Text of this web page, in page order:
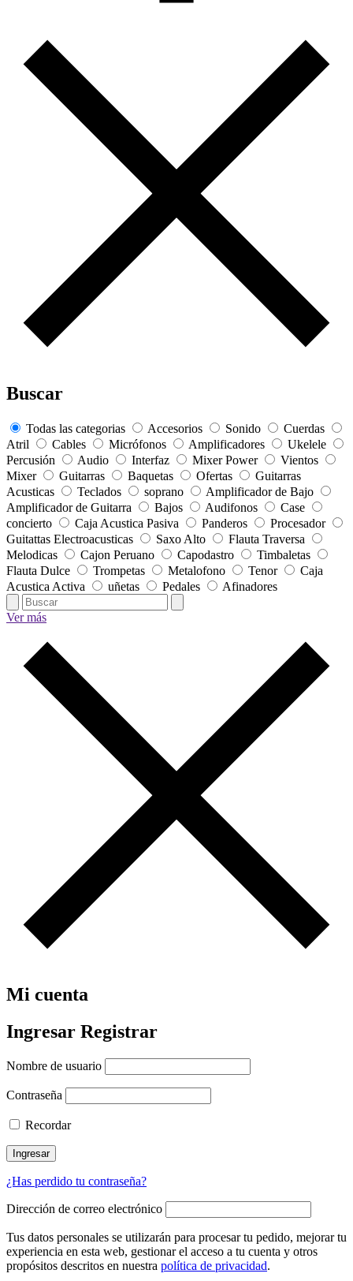
Buscar
Todas las categorias Accesorios Sonido
Cuerdas
Atril
Cables Micrófonos Amplificadores
Ukelele
Percusión
Audio Interfaz Mixer Power
Vientos
Mixer
Guitarras Baquetas Ofertas
Guitarras
Acusticas
Teclados soprano
Amplificador de Bajo
Amplificador de Guitarra
Bajos Audifonos
Case
concierto
Caja Acustica Pasiva Panderos
Procesador
Guitattas Electroacusticas
Saxo Alto
Flauta Traversa
Melodicas
Cajon Peruano Capodastro
Timbaletas
Flauta Dulce
Trompetas Metalofono Tenor
Caja
Acustica Activa
uñetas Pedales Afinadores
Ver más
Mi cuenta
Ingresar Registrar
Nombre de usuario
Contraseña
Recordar
Ingresar
¿Has perdido tu contraseña?
Dirección de correo electrónico
Tus datos personales se utilizarán para procesar tu pedido, mejorar tu
experiencia en esta web, gestionar el acceso a tu cuenta y otros
propósitos descritos en nuestra política de privacidad.